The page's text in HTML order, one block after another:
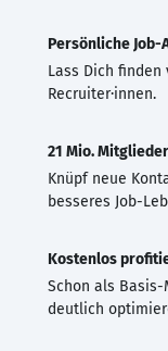
Persönliche Job-
Lass Dich finden
Recruiter·innen.
21 Mio. Mitglieder
Knüpf neue
besseres Job-
Kostenlos
Schon als Basis-
deutlich